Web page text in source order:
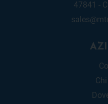
47841 -